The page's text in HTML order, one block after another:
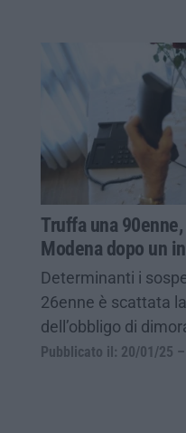
Truffa una
Modena dopo un
Determinanti i
26enne è scattata
dell’obbligo di
Pubblicato il: 20/01/25